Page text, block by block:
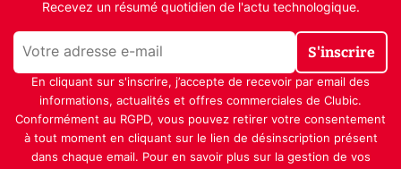
Recevez un résumé quotidien de l'actu technologique.
S'inscrire
En cliquant sur s'inscrire, j’accepte de recevoir par email des
informations, actualités et offres commerciales de Clubic.
Conformément au RGPD, vous pouvez retirer votre consentement
à tout moment en cliquant sur le lien de désinscription présent
dans chaque email. Pour en savoir plus sur la gestion de vos